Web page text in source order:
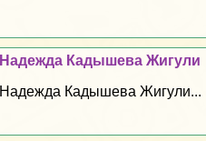
Надежда Кадышева Жигули
Надежда Кадышева Жигули...